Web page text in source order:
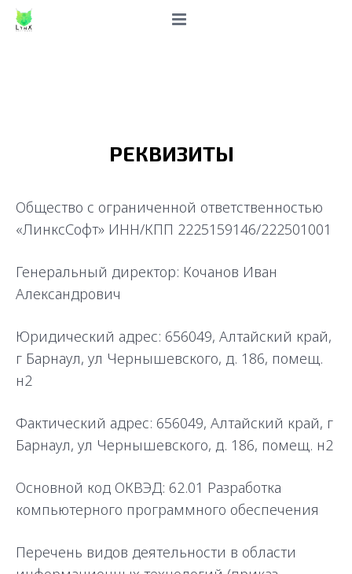
Функционал
Функционал
Документы
Контакты
Контакты
О компании
Политика конфиденциальности
Реквизиты
Сведения об ИТ-деятельности
ПОПРОБОВАТЬ СЕЙЧАС
РЕКВИЗИТЫ
Общество с ограниченной ответственностью
«ЛинксСофт» ИНН/КПП 2225159146/222501001
Генеральный директор: Кочанов Иван
Александрович
Юридический адрес: 656049, Алтайский край,
г Барнаул, ул Чернышевского, д. 186, помещ.
н2
Фактический адрес: 656049, Алтайский край, г
Барнаул, ул Чернышевского, д. 186, помещ. н2
Основной код ОКВЭД: 62.01 Разработка
компьютерного программного обеспечения
Перечень видов деятельности в области